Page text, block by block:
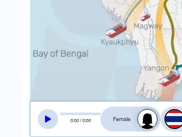
0:00/0:00
สลับเสียงอ่าน